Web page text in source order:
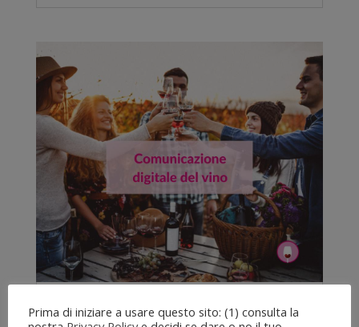
Comunicazione digitale del vino:
Prima di iniziare a usare questo sito: (1) consulta la